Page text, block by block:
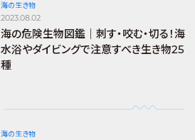
海の生き物
2023.08.02
海の危険生物図鑑｜刺す・咬む・切る！海
水浴やダイビングで注意すべき生き物25
種
海の生き物